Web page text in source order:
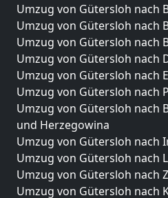
Umzug von Gütersloh nach
Umzug von Gütersloh nach
Umzug von Gütersloh nach
Umzug von Gütersloh nach
Umzug von Gütersloh nach
Umzug von Gütersloh nach
Umzug von Gütersloh nach
und Herzegowina
Umzug von Gütersloh nach
Umzug von Gütersloh nach
Umzug von Gütersloh nach
Umzug von Gütersloh nach